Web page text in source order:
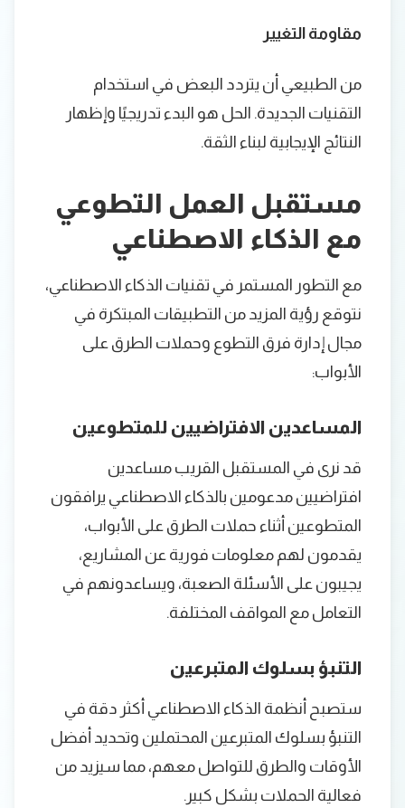
مقاومة التغيير
من الطبيعي أن يتردد البعض في استخدام
التقنيات الجديدة. الحل هو البدء تدريجيًا وإظهار
النتائج الإيجابية لبناء الثقة.
مستقبل العمل التطوعي
مع الذكاء الاصطناعي
مع التطور المستمر في تقنيات الذكاء الاصطناعي،
نتوقع رؤية المزيد من التطبيقات المبتكرة في
مجال إدارة فرق التطوع وحملات الطرق على
الأبواب:
المساعدين الافتراضيين للمتطوعين
قد نرى في المستقبل القريب مساعدين
افتراضيين مدعومين بالذكاء الاصطناعي يرافقون
المتطوعين أثناء حملات الطرق على الأبواب،
يقدمون لهم معلومات فورية عن المشاريع،
يجيبون على الأسئلة الصعبة، ويساعدونهم في
التعامل مع المواقف المختلفة.
التنبؤ بسلوك المتبرعين
ستصبح أنظمة الذكاء الاصطناعي أكثر دقة في
التنبؤ بسلوك المتبرعين المحتملين وتحديد أفضل
الأوقات والطرق للتواصل معهم، مما سيزيد من
فعالية الحملات بشكل كبير.